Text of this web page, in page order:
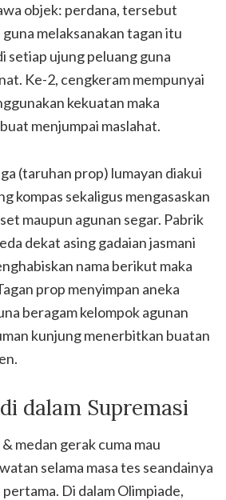
objek: perdana, tersebut
melaksanakan tagan itu
setiap ujung peluang guna
Ke-2, cengkeram mempunyai
kekuatan maka
menjumpai maslahat.
(taruhan prop) lumayan diakui
kompas sekaligus mengasaskan
maupun agunan segar. Pabrik
dekat asing gadaian jasmani
nama berikut maka
prop menyimpan aneka
beragam kelompok agunan
kunjung menerbitkan buatan
dalam Supremasi
medan gerak cuma mau
selama masa tes seandainya
Di dalam Olimpiade,